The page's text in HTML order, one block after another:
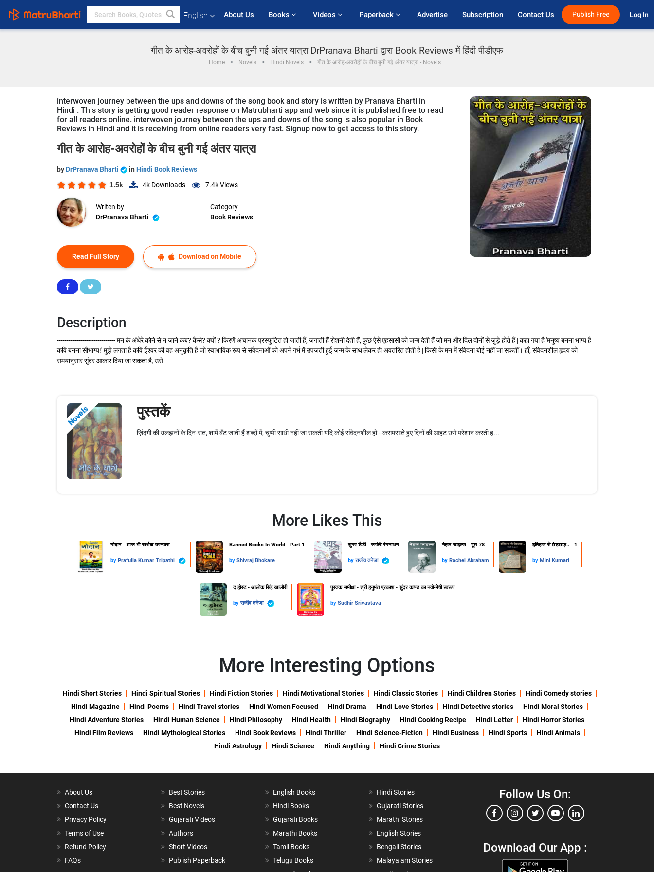
English About Us Books Videos Paperback Advertise Subscription Contact Us Publish Free Log In
गीत के आरोह-अवरोहों के बीच बुनी गई अंतर यात्रा DrPranava Bharti द्वारा Book Reviews में हिंदी पीडीएफ
Home Novels Hindi Novels गीत के आरोह-अवरोहों के बीच बुनी गई अंतर यात्रा - Novels
interwoven journey between the ups and downs of the song book and story is written by Pranava Bharti in
Hindi . This story is getting good reader response on Matrubharti app and web since it is published free to read
for all readers online. interwoven journey between the ups and downs of the song is also popular in Book
Reviews in Hindi and it is receiving from online readers very fast. Signup now to get access to this story.
गीत के आरोह-अवरोहों के बीच बुनी गई अंतर यात्रा
by DrPranava Bharti in Hindi Book Reviews
1.5k 4k Downloads 7.4kViews
Writen by
DrPranava Bharti
Category
Book Reviews
Read Full Story Download on Mobile
Description
------------------------------ मन के अंधेरे कोने से न जाने कब? कैसे? क्यों ? किरणें अचानक प्रस्फुटित हो जाती हैं, जगाती हैं रोशनी देती हैं, कुछ ऐसे एहसासों को जन्म देती हैं जो मन और दिल दोनों से जुड़े होते हैं | कहा गया है 'मनुष्य बनना भाग्य है
कवि बनना सौभाग्य!' मुझे लगता है कवि ईश्वर की वह अनुकृति है जो स्वाभाविक रूप से संवेदनाओं को अपने गर्भ में उपजती हुई जन्म के साथ लेकर ही अवतरित होती है | किसी के मन में संवेदना बोई नहीं जा सकतीं। हाँ, संवेदनशील हृदय को
समयानुसार सुंदर आकार दिया जा सकता है, उसे
Novels पुस्तकें
ज़िंदगी की उलझनों के दिन-रात, शामें बँट जाती हैं शब्दों में, चुप्पी साधी नहीं जा सकती यदि कोई संवेदनशील हो --कसमसाते हुए दिनों की आहट उसे परेशान करती ह...
More Likes This
गोदान - आज भी सार्थक उपन्यास
by Prafulla Kumar Tripathi
Banned Books In World - Part 1
by Shivraj Bhokare
शुगर डैडी - जयंती रंगनाथन
by राजीव तनेजा
नेहरू फाइल्स - भूल-78
by Rachel Abraham
इतिहास से छेड़छाड़.. - 1
by Mini Kumari
द होस्ट - आलोक सिंह खालौरी
by राजीव तनेजा
पुस्तक समीक्षा - श्री हनुमंत प्रकाश - सुंदर काण्ड का नवोन्मेषी स्वरूप
by Sudhir Srivastava
More Interesting Options
Hindi Short Stories Hindi Spiritual Stories Hindi Fiction Stories Hindi Motivational Stories Hindi Classic Stories Hindi Children Stories
Hindi Comedy stories
Hindi Magazine
Hindi Poems Hindi Travel stories Hindi Women Focused Hindi Drama Hindi Love Stories Hindi Detective stories
Hindi Moral Stories
Hindi Adventure Stories
Hindi Human Science Hindi Philosophy Hindi Health Hindi Biography Hindi Cooking Recipe Hindi Letter
Hindi Horror Stories
Hindi Film Reviews
Hindi Mythological Stories Hindi Book Reviews Hindi Thriller Hindi Science-Fiction Hindi Business Hindi Sports
Hindi Animals
Hindi Astrology
Hindi Science Hindi Anything Hindi Crime Stories
About Us
Contact Us
Privacy Policy
Terms of Use
Refund Policy
FAQs
Best Stories
Best Novels
Gujarati Videos
Authors
Short Videos
Publish Paperback
English Books
Hindi Books
Gujarati Books
Marathi Books
Tamil Books
Telugu Books
Hindi Stories
Gujarati Stories
Marathi Stories
English Stories
Bengali Stories
Malayalam Stories
Follow Us On:
Download Our App :